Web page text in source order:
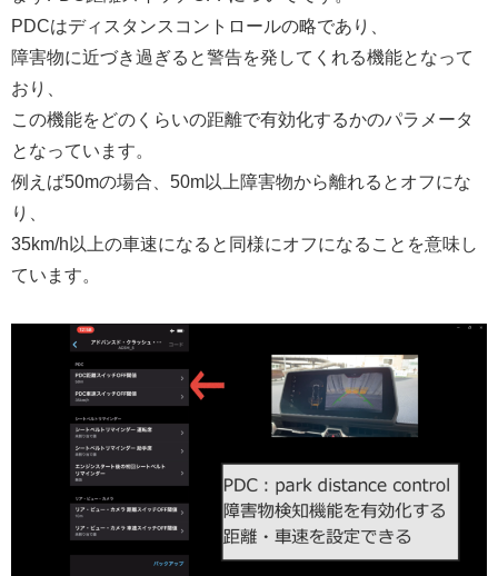
PDCはディスタンスコントロールの略であり、
障害物に近づき過ぎると警告を発してくれる機能となって
おり、
この機能をどのくらいの距離で有効化するかのパラメータ
となっています。
例えば50mの場合、50m以上障害物から離れるとオフにな
り、
35km/h以上の車速になると同様にオフになることを意味し
ています。